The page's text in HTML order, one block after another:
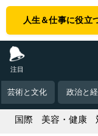
人生＆仕事に役立
注目
芸術と文化 政治と
国際 美容・健康